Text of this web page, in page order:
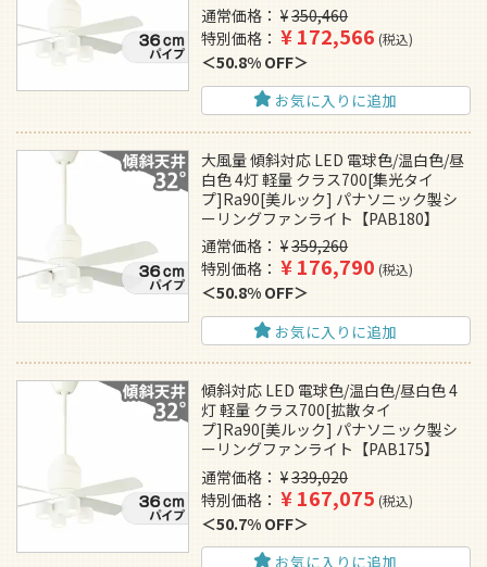
通常価格
¥350,460
特別価格
¥172,566 税込
50.8% OFF
お気に入りに追加
大風量 傾斜対応 LED 電球色/温白色/昼
白色 4灯 軽量 クラス700[集光タイ
プ]Ra90[美ルック] パナソニック製シ
ーリングファンライト【PAB180】
通常価格
¥359,260
特別価格
¥176,790 税込
50.8% OFF
お気に入りに追加
傾斜対応 LED 電球色/温白色/昼白色 4
灯 軽量 クラス700[拡散タイ
プ]Ra90[美ルック] パナソニック製シ
ーリングファンライト【PAB175】
通常価格
¥339,020
特別価格
¥167,075 税込
50.7% OFF
お気に入りに追加